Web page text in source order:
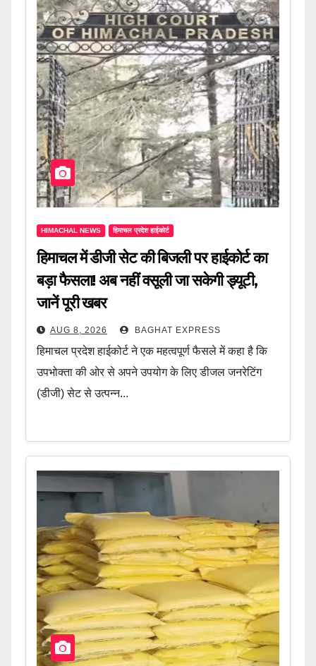
HIMACHAL NEWS हिमाचल प्रदेश हाईकोर्ट
हिमाचल में डीजी सेट की बिजली पर हाईकोर्ट का
बड़ा फैसला! अब नहीं वसूली जा सकेगी ड्यूटी,
जानें पूरी खबर
AUG 8, 2026 BAGHAT EXPRESS
हिमाचल प्रदेश हाईकोर्ट ने एक महत्वपूर्ण फैसले में कहा है कि
उपभोक्ता की ओर से अपने उपयोग के लिए डीजल जनरेटिंग
(डीजी) सेट से उत्पन्न...